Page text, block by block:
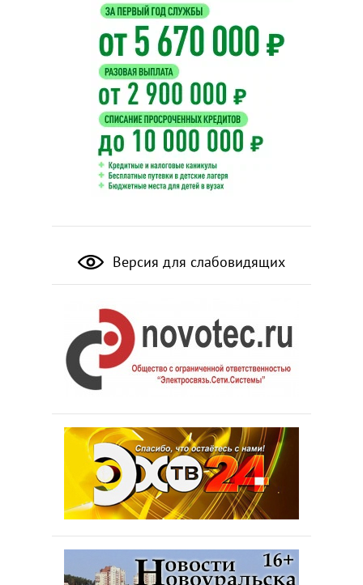
Версия для слабовидящих